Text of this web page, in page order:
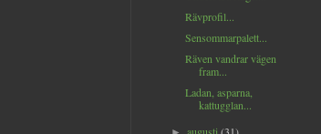
Rävprofil...
Sensommarpalett...
Räven vandrar vägen
fram...
Ladan, asparna,
kattugglan...